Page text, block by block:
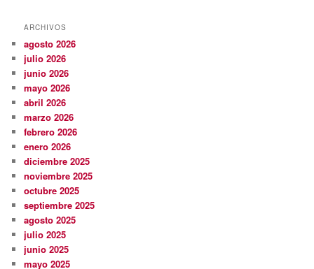
ARCHIVOS
agosto 2026
julio 2026
junio 2026
mayo 2026
abril 2026
marzo 2026
febrero 2026
enero 2026
diciembre 2025
noviembre 2025
octubre 2025
septiembre 2025
agosto 2025
julio 2025
junio 2025
mayo 2025